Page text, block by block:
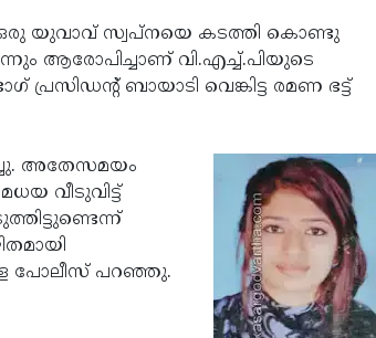
ഒരു യുവാവ് സ്വപ്നയെ കടത്തി കൊണ്ടു
ആരോപിച്ചാണ് വി.എച്ച്.പിയുടെ
പ്രസിഡന്റ് ബായാടി വെങ്കിട്ട രമണ ഭട്ട്
അതേസമയം
വീടുവിട്ട്
പോലീസ് പറഞ്ഞു.